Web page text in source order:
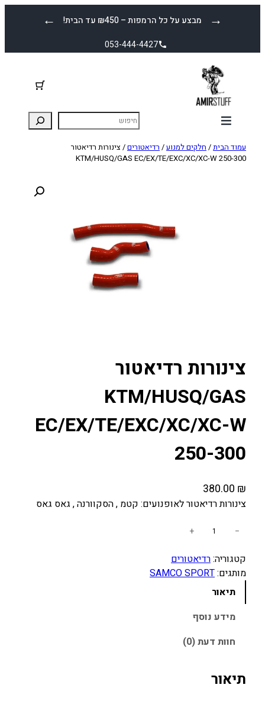
← מבצע על כל הרמפות – ₪450 עד הבית! →
053-444-4427
עמוד הבית/ חלקים למנוע/ רדיאטורים/ צינורות רדיאטור
KTM/HUSQ/GAS EC/EX/TE/EXC/XC/XC-W 250-300
צינורות רדיאטור
KTM/HUSQ/GAS
EC/EX/TE/EXC/XC/XC-W
250-300
380.00 ₪
צינורות רדיאטור לאופנועים: קטמ , הסקוורנה , גאס גאס
ו
ת
ל
ר
ו
−
+
קטגוריה:רדיאטורים
מותגים:SAMCO SPORT
תיאור
מידע נוסף
חוות דעת (0)
תיאור